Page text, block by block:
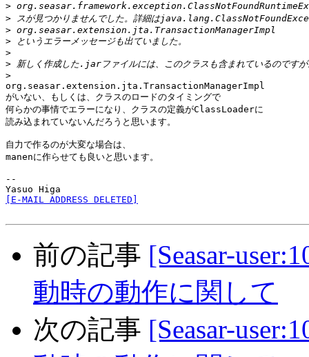
>
>
>
>
>
>
>
org.seasar.extension.jta.TransactionManagerImpl
がいない、もしくは、クラスのロードのタイミングで
何らかの事情でエラーになり、クラスの定義がClassLoaderに
読み込まれていないんだろうと思います。
自力で作るのが大変な場合は、
manenに作らせても良いと思います。
--
[E-MAIL ADDRESS DELETED]
前の記事 [Seasar-
動時の動作に関して
次の記事 [Seasar-